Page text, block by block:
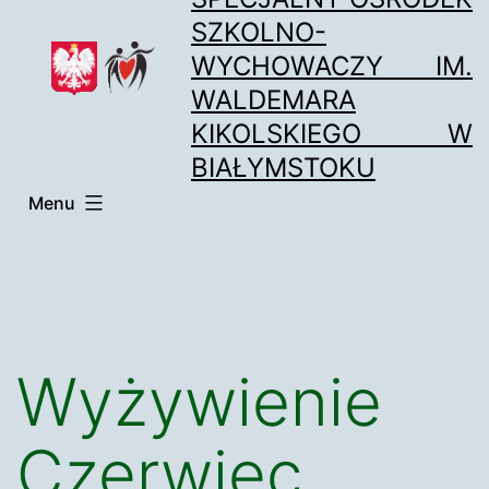
treści
SZKOLNO-
WYCHOWACZY IM.
WALDEMARA
KIKOLSKIEGO W
BIAŁYMSTOKU
Menu
Wyżywienie